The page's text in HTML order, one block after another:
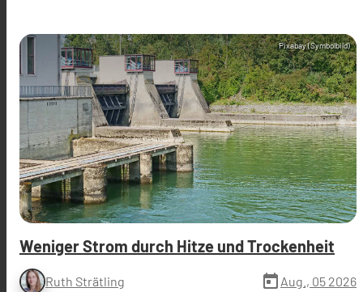
Pixabay (Symbolbild)
Weniger Strom durch Hitze und Trockenheit
Ruth Strätling today Aug., 05 2026